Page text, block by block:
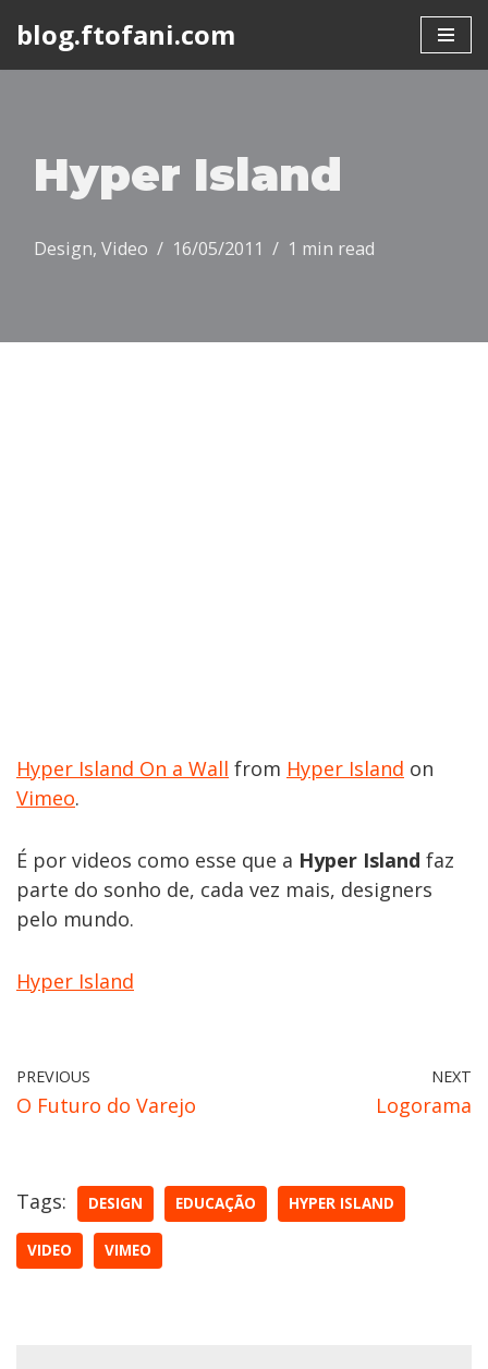
blog.ftofani.com
Hyper Island
Design, Video 16/05/2011 1 min read
Hyper Island On a Wall from Hyper Island on
Vimeo.
É por videos como esse que a Hyper Island faz
parte do sonho de, cada vez mais, designers
pelo mundo.
Hyper Island
PREVIOUS
O Futuro do Varejo
NEXT
Logorama
Tags: DESIGN EDUCAÇÃO HYPER ISLAND
VIDEO VIMEO